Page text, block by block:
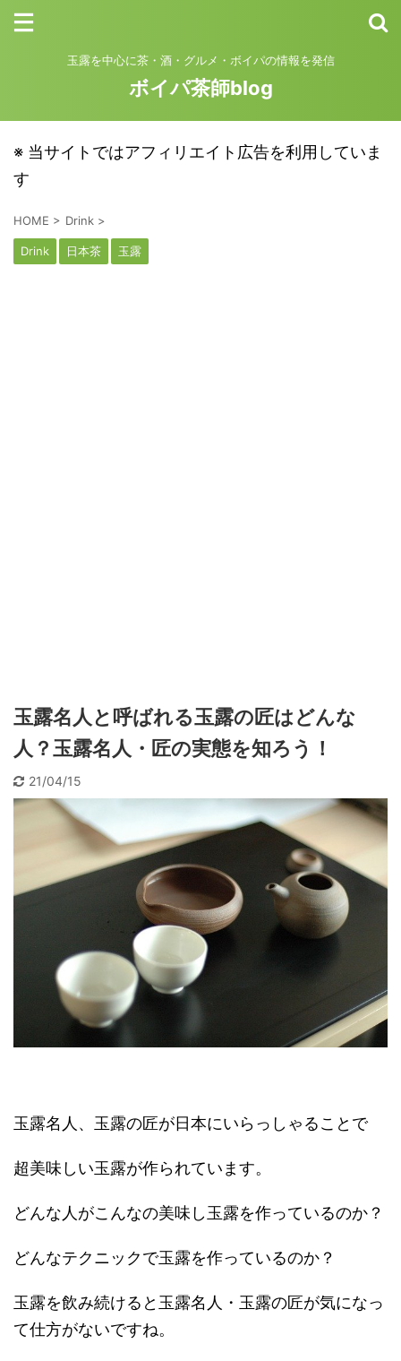
玉露を中心に茶・酒・グルメ・ボイパの情報を発信
ボイパ茶師blog
※ 当サイトではアフィリエイト広告を利用していま
す
HOME > Drink >
Drink 日本茶 玉露
玉露名人と呼ばれる玉露の匠はどんな
人？玉露名人・匠の実態を知ろう！
21/04/15
玉露名人、玉露の匠が日本にいらっしゃることで
超美味しい玉露が作られています。
どんな人がこんなの美味し玉露を作っているのか？
どんなテクニックで玉露を作っているのか？
玉露を飲み続けると玉露名人・玉露の匠が気になっ
て仕方がないですね。